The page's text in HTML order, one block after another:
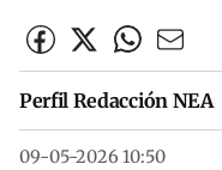
Perfil Redacción NEA
09-05-2026 10:50